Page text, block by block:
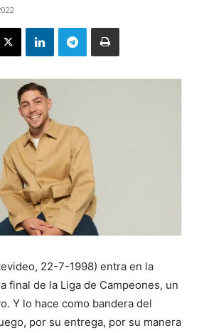
22-7-1998) entra en la
final de la Liga de Campeones, un
Y lo hace como bandera del
por su entrega, por su manera